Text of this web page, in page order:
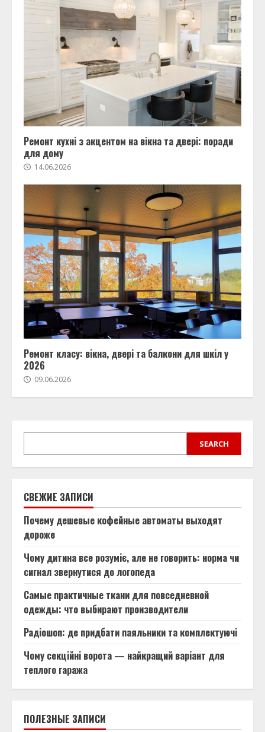
Ремонт кухні з акцентом на вікна та двері: поради
для дому
14.06.2026
Ремонт класу: вікна, двері та балкони для шкіл у
2026
09.06.2026
SEARCH SEARCH
СВЕЖИЕ ЗАПИСИ
Почему дешевые кофейные автоматы выходят
дороже
Чому дитина все розуміє, але не говорить: норма чи
сигнал звернутися до логопеда
Самые практичные ткани для повседневной
одежды: что выбирают производители
Радіошоп: де придбати паяльники та комплектуючі
Чому секційні ворота — найкращий варіант для
теплого гаража
ПОЛЕЗНЫЕ ЗАПИСИ